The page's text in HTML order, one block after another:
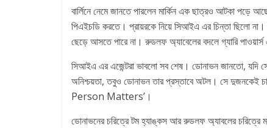
বার্লিনে নেমে জানতে পারলেন মার্কিন এক ছাত্রও আটকা পড়ে
পিএইচডি করতে। প্রায়রকে নিয়ে সিআইএ এর চিন্তা ছিলো
ছেড়ে আসতে পারে না। রুডলফ অ্যাবেলের বদলে গ্যারি
সিআইএ এর এজেন্টরা ভাবলো সব শেষ। ডোনাভন জানতো, যদি
অনিশ্চয়তা, তবুও ডোনাভন তার প্রস্তাবে অটল। সে দুজনকেই
Person Matters’।
ডোনাভনের চরিত্রে টম হ্যাঙ্কস আর রুডলফ অ্যাবলের চরিত্রে